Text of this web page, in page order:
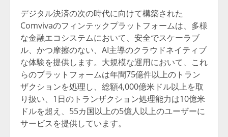
デジタル決済の次の時代に向けて構築された
Comvivaのフィンテックプラットフォームは、多様
な金融エコシステムにおいて、安全でスケーラブ
ル、かつ摩擦のない、AI主導のクラウドネイティブ
な体験を提供します。大規模な運用において、これ
らのプラットフォームは年間75億件以上のトラン
ザクションを処理し、総額4,000億米ドル以上を取
り扱い、1日のトランザクション処理能力は10億米
ドルを超え、55カ国以上の5億人以上のユーザーに
サービスを提供しています。